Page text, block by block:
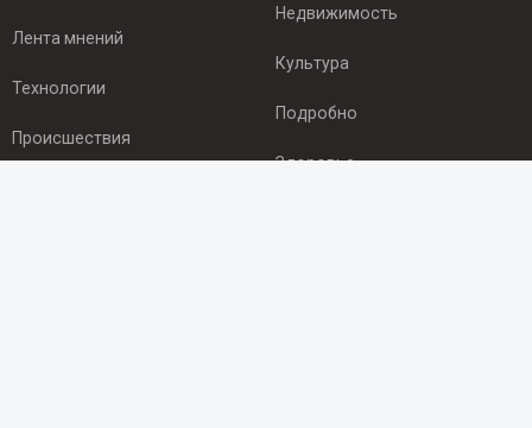
Лента мнений
Технологии
Происшествия
Недвижимость
Культура
Подробно
Здоровье